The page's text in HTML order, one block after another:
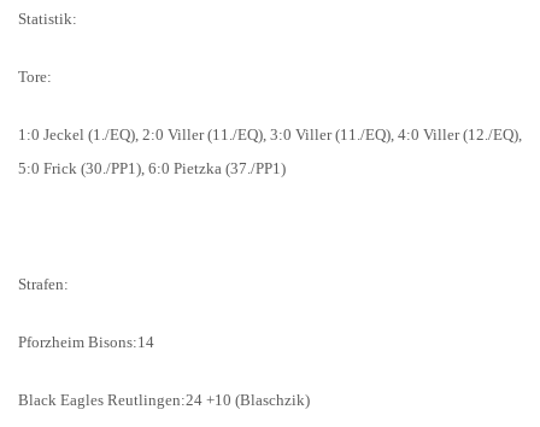
Statistik:
Tore:
1:0 Jeckel (1./EQ), 2:0 Viller(11./EQ), 3:0 Viller(11./EQ), 4:0 Viller(12./EQ),
5:0 Frick (30./PP1), 6:0 Pietzka (37./PP1)
Strafen:
Pforzheim Bisons:14
Black Eagles Reutlingen:24 +10 (Blaschzik)